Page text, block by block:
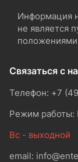
Информация
не является
Связаться с
Телефон: +7
Режим работы:
Вс - выходной
email: